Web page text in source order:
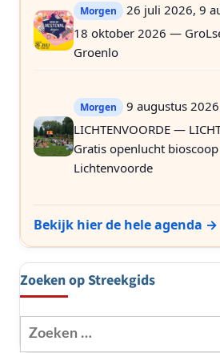
Morgen
26 juli 2026, 9
18 oktober 2026 —
Groenlo
Morgen
9 augustus
LICHTENVOORDE —
Gratis openlucht
Lichtenvoorde
Bekijk hier de hele agenda →
Zoeken op Streekgids
Zoeken
naar: